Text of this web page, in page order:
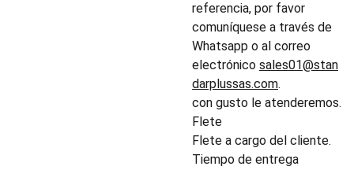
referencia, por favor
comuníquese a través de
Whatsapp o al correo
electrónico sales01@stan
darplussas.com.
con gusto le atenderemos.
Flete
Flete a cargo del cliente.
Tiempo de entrega